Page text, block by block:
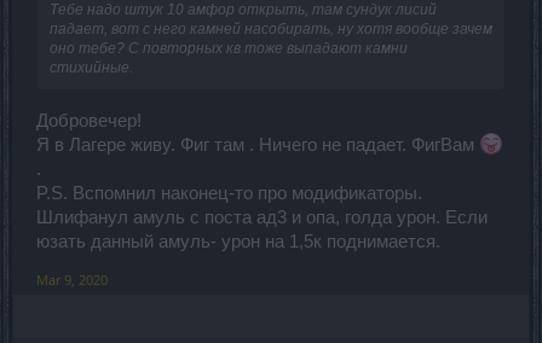
Тебе надо штук 10 амфор открыть, там сундук лисий
падает, вот с него камней насобирать, ну хотя вообще зачем
оно тебе? С повторных кв тоже выпадают камни
стихийные.
Добровечер!
Я в Лагере живу. Фиг там . Ничего не падает. ФигВам
.
P.S. Вспомнил наконец-то про модификаторы.
Шлифанул амуль с поста ад3 и опа, голда урон. Если
юзать данный амуль- урон на 1,5к поднимается.
Mar 9, 2020